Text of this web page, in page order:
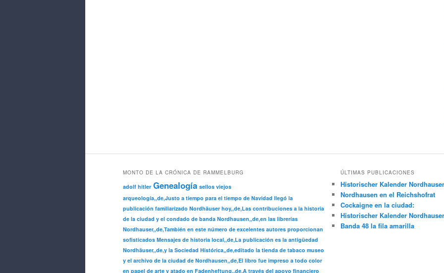
MONTO DE LA CRÓNICA DE RAMMELBURG
adolf hitler Genealogía sellos viejos
arqueología,,de,Justo a tiempo para el tiempo de Navidad llegó la
publicación familiarizado Nordhäuser hoy,,de,Las contribuciones a la historia
de la ciudad y el condado de banda Nordhausen,,de,en las librerías
Nordhauser,,de,También en este número de excelentes autores proporcionan
sofisticados Mensajes de historia local,,de,La publicación es la antigüedad
Nordhäuser,,de,y la Sociedad Histórica,,de,editado la tienda de tabaco museo
y el archivo de la ciudad de Nordhausen,,de,El libro fue impreso a todo color
en papel de arte y atado en Fadenheftung,,de,A través del apoyo financiero
ÚLTIMAS PUBLICACIONES
Historischer Kalender
Nordhausen en el Reichshofrat
Cockaigne en la ciudad:
Historischer Kalender
Banda 48 la fila amarilla